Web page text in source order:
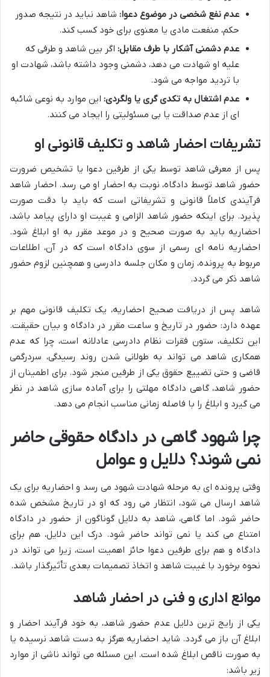
عدم نفع شخصی در موضوع دعوا: شاهد نباید در نتیجه صدور
حکم، منفعت مادی یا معنوی برای خود کسب کند.
عدم دشمنی آشکار با طرف مقابل: اگر بین شاهد و طرفی که
علیه او شهادت می دهد، دشمنی وجود داشته باشد، شهادت او
با تردید مواجه می شود.
عدم اشتغال به تکدی گری یا ولگردی: این موارد به نوعی شائبه
ای از عدم صداقت یا بی مسئولیتی را ایجاد می کنند.
تشریفات احضار شاهد و تکلیف قانونی او
پس از معرفی شاهد توسط یکی از طرفین دعوا یا تشخیص ضرورت
حضور شاهد توسط دادگاه، نوبت به احضار او می رسد. احضار شاهد
فرآیندی کاملاً قانونی و تشریفاتی است که باید با دقت صورت
پذیرد. برای اینکه حضور شاهد الزامی و غیبت او دارای پیامد باشد،
احضاریه باید به صورت صحیح و در موعد مقرر به او ابلاغ شود.
احضاریه نامه ای رسمی از سوی دادگاه است که در آن، اطلاعات
مربوط به پرونده، زمان و مکان جلسه دادرسی و همچنین لزوم حضور
شاهد ذکر می گردد.
شاهد پس از دریافت صحیح احضاریه، یک تکلیف قانونی مهم بر
عهده دارد: حضور در تاریخ و ساعت مقرر در دادگاه و بیان حقیقت.
این تکلیف، ستون فقرات نظام دادرسی عادلانه است، چرا که عدم
همکاری شاهد می تواند به طولانی شدن روند رسیدگی، سردرگمی
قاضی و حتی تضییع حقوق یکی از طرفین منجر شود. برای اطمینان از
حضور شاهد، گاهی دادگاه مهلتی را برای آماده سازی شاهد در نظر
می گیرد و ابلاغ را با فاصله زمانی مناسب انجام می دهد.
چرا شهود گاهی در دادگاه حقوقی حاضر
نمی شوند؟ دلایل و عوامل
وقتی پرونده ای به مرحله شهادت شهود می رسد و احضاریه برای یک
شاهد ارسال می شود، انتظار می رود که او در تاریخ مشخص شده
حاضر شود. اما گاهی، شاهد به دلایل گوناگون از حضور در دادگاه
امتناع می کند یا نمی تواند حاضر شود. درک این دلایل، هم برای
دادگاه و هم برای طرفین دعوا حائز اهمیت است، زیرا می تواند در
نحوه برخورد با غیبت شاهد و اتخاذ تصمیمات بعدی تأثیرگذار باشد.
موانع اداری و فنی در احضار شاهد
یکی از رایج ترین دلایل عدم حضور شاهد، به خود فرآیند احضار و
ابلاغ آن باز می گردد. شاید احضاریه هرگز به دست شاهد نرسیده یا
به صورت ناقص ابلاغ شده است. این مسئله می تواند ناشی از موارد
زیر باشد: